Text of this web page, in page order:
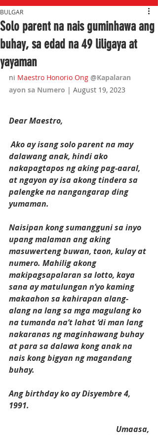
Solo parent na nais guminhawa ang
buhay, sa edad na 49 liligaya at
yayaman
BULGAR
ni Maestro Honorio Ong @Kapalaran
ayon sa Numero | August 19, 2023
Dear Maestro,
Ako ay isang solo parent na may
dalawang anak, hindi ako
nakapagtapos ng aking pag-aaral,
at ngayon ay isa akong tindera sa
palengke na nangangarap ding
yumaman.
Naisipan kong sumangguni sa inyo
upang malaman ang aking
masuwerteng buwan, taon, kulay at
numero. Mahilig akong
makipagsapalaran sa lotto, kaya
sana ay matulungan n’yo kaming
makaahon sa kahirapan alang-
alang na lang sa mga magulang ko
na tumanda na’t lahat ‘di man lang
nakaranas ng maginhawang buhay
at para sa dalawa kong anak na
nais kong bigyan ng magandang
buhay.
Ang birthday ko ay Disyembre 4,
1991.
Umaasa,